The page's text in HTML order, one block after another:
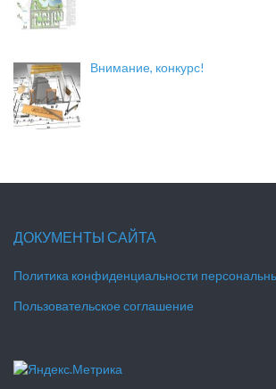
Внимание, конкурс!
ДОКУМЕНТЫ САЙТА
Политика конфиденциальности
Пользовательское соглашение